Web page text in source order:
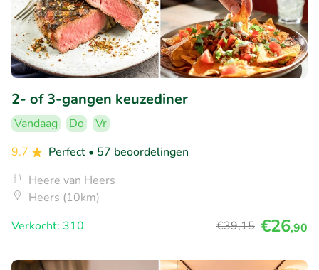
2- of 3-gangen keuzediner
Vandaag Do
Vr
9.7
Perfect • 57 beoordelingen
Heere van Heers
Heers (10km)
Verkocht: 310
€39,15 €26,90